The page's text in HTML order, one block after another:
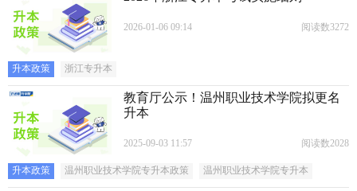
2026-01-06 09:14 阅读数3272
升本政策 浙江专升本
教育厅公示！温州职业技术学院拟更名
升本
2025-09-03 11:57 阅读数2028
升本政策 温州职业技术学院专升本政策 温州职业技术学院专升本